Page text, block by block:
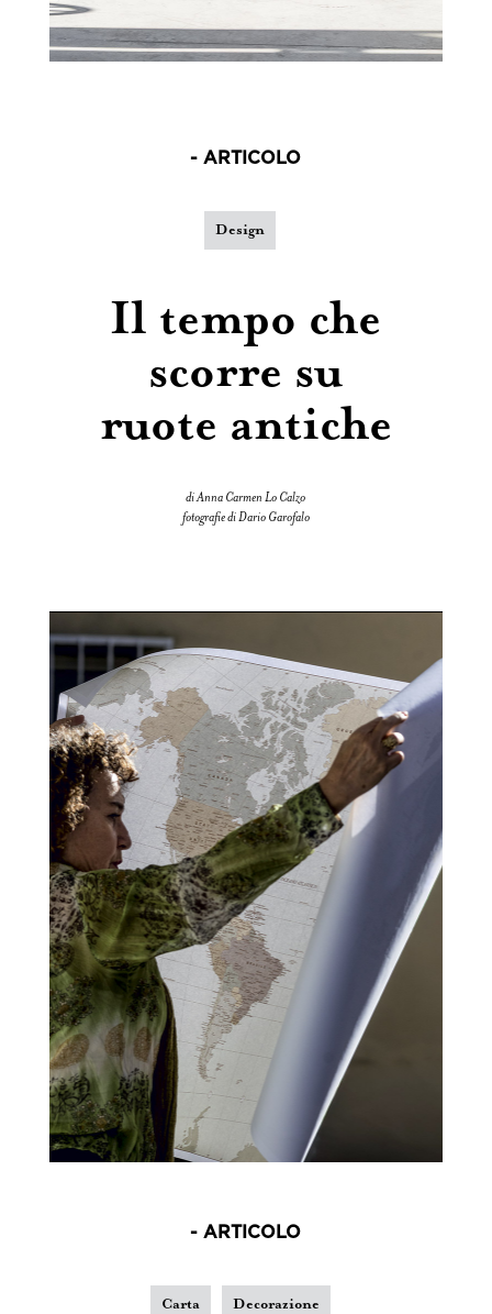
- ARTICOLO
Design
Il tempo che
scorre su
ruote antiche
di Anna Carmen Lo Calzo
fotografie di Dario Garofalo
- ARTICOLO
Carta Decorazione